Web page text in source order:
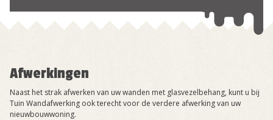
Afwerkingen
Naast het strak afwerken van uw wanden met glasvezelbehang, kunt u bij
Tuin Wandafwerking ook terecht voor de verdere afwerking van uw
nieuwbouwwoning.